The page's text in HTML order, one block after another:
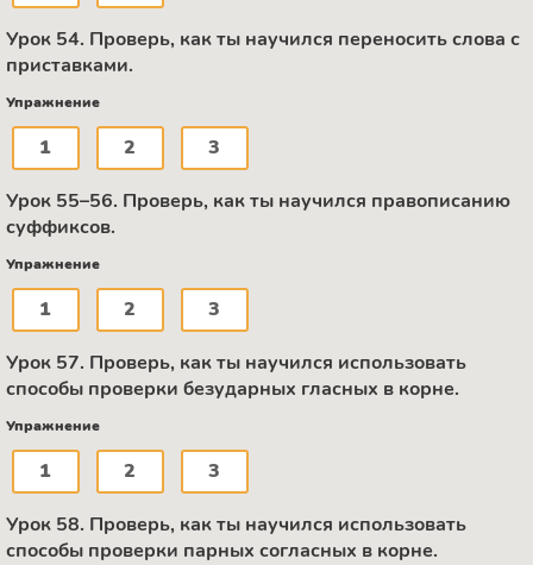
Урок 54. Проверь, как ты научился переносить слова с
приставками.
Упражнение
1 2 3
Урок 55–56. Проверь, как ты научился правописанию
суффиксов.
Упражнение
1 2 3
Урок 57. Проверь, как ты научился использовать
способы проверки безударных гласных в корне.
Упражнение
1 2 3
Урок 58. Проверь, как ты научился использовать
способы проверки парных согласных в корне.